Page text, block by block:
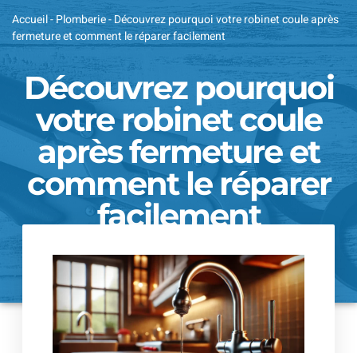
Accueil-Plomberie-Découvrez pourquoi votre robinet coule après
fermeture et comment le réparer facilement
Découvrez pourquoi
votre robinet coule
après fermeture et
comment le réparer
facilement
09/11/2024